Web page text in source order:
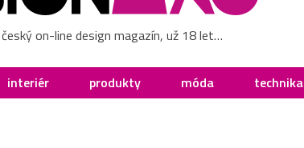
on-line design magazín, už 18 let…
interiér produkty móda technika